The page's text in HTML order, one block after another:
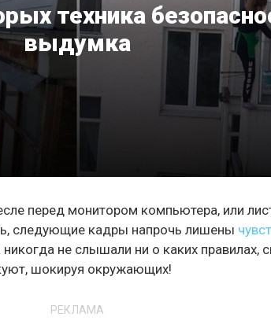
техника
выдумка
перед монитором компьютера, или
следующие кадры напрочь лишены
не слышали ни о каких правилах,
шокируя окружающих!
РЕКЛАМА